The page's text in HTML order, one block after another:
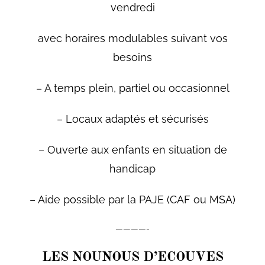
vendredi
avec horaires modulables suivant vos
besoins
– A temps plein, partiel ou occasionnel
– Locaux adaptés et sécurisés
– Ouverte aux enfants en situation de
handicap
– Aide possible par la PAJE (CAF ou MSA)
————-
LES NOUNOUS D’ECOUVES